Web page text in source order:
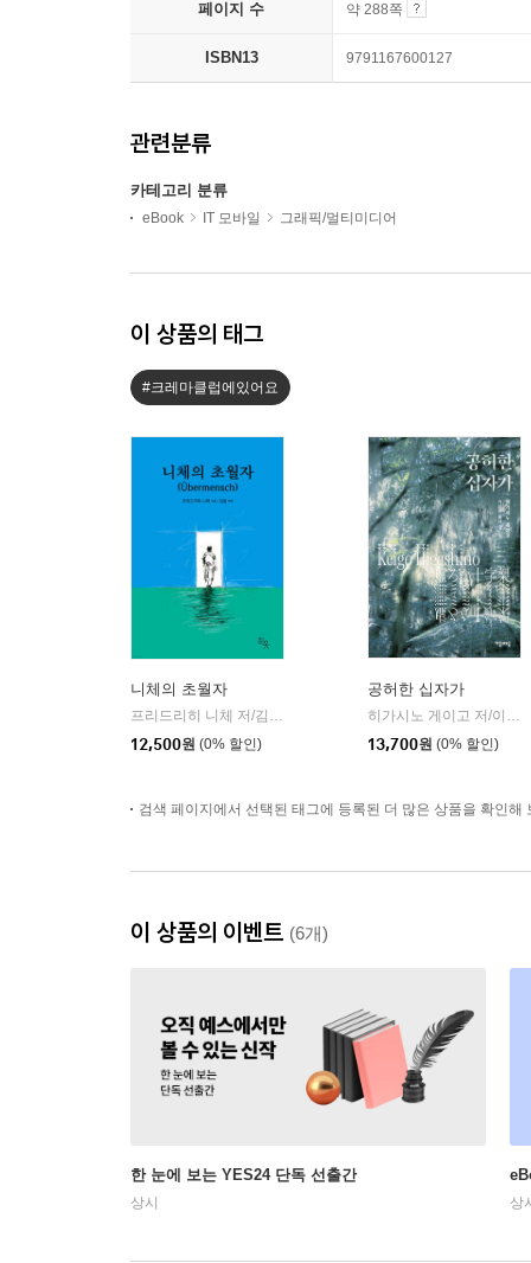
페이지 수 약 288쪽
ISBN13 9791167600127
관련분류
카테고리 분류
eBook IT 모바일 그래픽/멀티미디어
이 상품의 태그
#크레마클럽에있어요
니체의 초월자
프리드리히 니체 저/김철 편역
12,500원 (0% 할인)
공허한 십자가
히가시노 게이고 저/이선희 역
13,700원 (0% 할인)
검색 페이지에서 선택된 태그에 등록된 더 많은 상품을 확인해
이 상품의 이벤트 (6개)
한 눈에 보는 YES24 단독 선출간
상시 상